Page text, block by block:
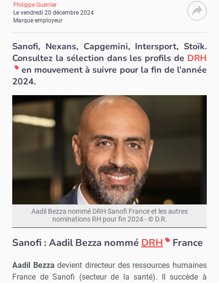
Philippe Guerrier
Levendredi 20 décembre 2024
Marque employeur
Sanofi, Nexans, Capgemini, Intersport, Stoïk.
Consultez la sélection dans les profils de DRH
en mouvement à suivre pour la fin de l’année
2024.
Aadil Bezza nommé DRH Sanofi France et les autres
nominations RH pour fin 2024 - © D.R.
Sanofi : Aadil Bezza nommé DRH France
Aadil Bezza devient directeur des ressources humaines
France de Sanofi (secteur de la santé). Il succède à